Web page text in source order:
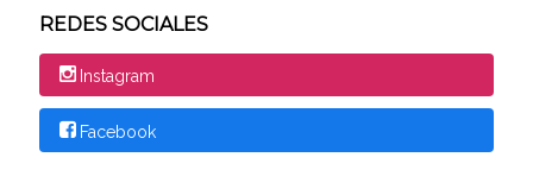
REDES SOCIALES
Instagram
Facebook